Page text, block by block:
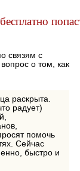
связям с
вопрос о том, как
раскрыта.
радует)
помочь
Сейчас
быстро и